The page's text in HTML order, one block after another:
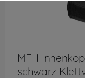
MFH
schwarz